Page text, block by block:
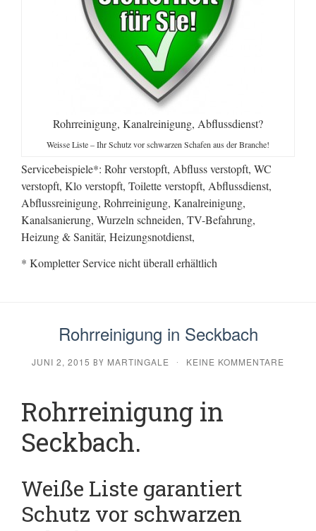
Rohrreinigung, Kanalreinigung, Abflussdienst?
Weisse Liste – Ihr Schutz vor schwarzen Schafen aus der Branche!
Servicebeispiele*: Rohr verstopft, Abfluss verstopft, WC
verstopft, Klo verstopft, Toilette verstopft, Abflussdienst,
Abflussreinigung, Rohrreinigung, Kanalreinigung,
Kanalsanierung, Wurzeln schneiden, TV-Befahrung,
Heizung & Sanitär, Heizungsnotdienst,
* Kompletter Service nicht überall erhältlich
Rohrreinigung in Seckbach
JUNI 2, 2015 BY MARTINGALE · KEINE KOMMENTARE
Rohrreinigung in
Seckbach.
Weiße Liste garantiert
Schutz vor schwarzen